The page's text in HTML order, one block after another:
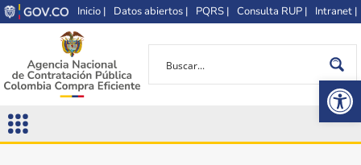
Inicio | Datos abiertos | PQRS | Consulta RUP | Intranet |